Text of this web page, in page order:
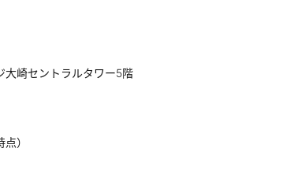
崎セントラルタワー5階
）